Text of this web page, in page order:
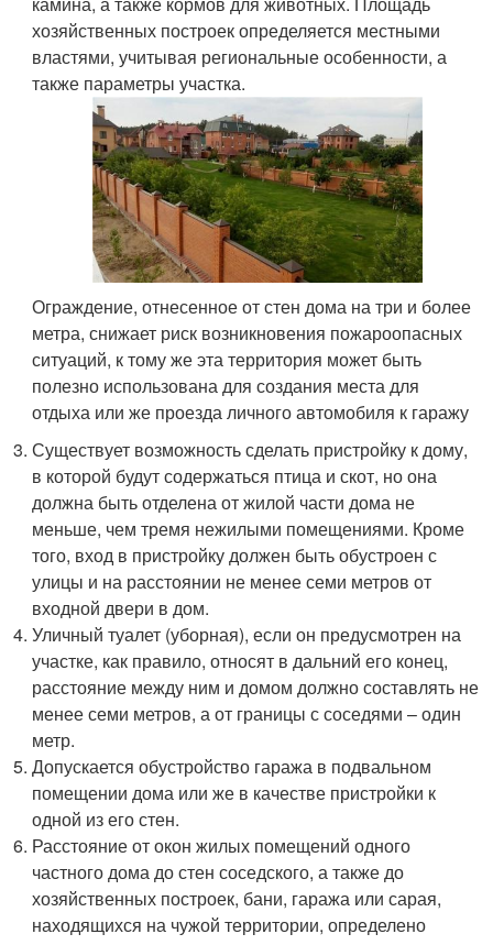
хозяйственных построек определяется местными
властями, учитывая региональные особенности, а
также параметры участка.
Ограждение, отнесенное от стен дома на три и более
метра, снижает риск возникновения пожароопасных
ситуаций, к тому же эта территория может быть
полезно использована для создания места для
отдыха или же проезда личного автомобиля к гаражу
Существует возможность сделать пристройку к дому,
в которой будут содержаться птица и скот, но она
должна быть отделена от жилой части дома не
меньше, чем тремя нежилыми помещениями. Кроме
того, вход в пристройку должен быть обустроен с
улицы и на расстоянии не менее семи метров от
входной двери в дом.
Уличный туалет (уборная), если он предусмотрен на
участке, как правило, относят в дальний его конец,
расстояние между ним и домом должно составлять не
менее семи метров, а от границы с соседями – один
метр.
Допускается обустройство гаража в подвальном
помещении дома или же в качестве пристройки к
одной из его стен.
Расстояние от окон жилых помещений одного
частного дома до стен соседского, а также до
хозяйственных построек, бани, гаража или сарая,
находящихся на чужой территории, определено